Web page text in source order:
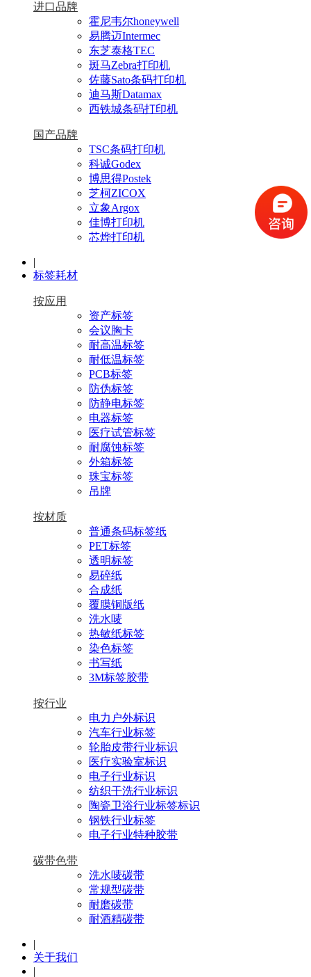
进口品牌
霍尼韦尔honeywell
易腾迈Intermec
东芝泰格TEC
斑马Zebra打印机
佐藤Sato条码打印机
迪马斯Datamax
西铁城条码打印机
国产品牌
TSC条码打印机
科诚Godex
博思得Postek
芝柯ZICOX
立象Argox
佳博打印机
芯烨打印机
|
标签耗材
按应用
资产标签
会议胸卡
耐高温标签
耐低温标签
PCB标签
防伪标签
防静电标签
电器标签
医疗试管标签
耐腐蚀标签
外箱标签
珠宝标签
吊牌
按材质
普通条码标签纸
PET标签
透明标签
易碎纸
合成纸
覆膜铜版纸
洗水唛
热敏纸标签
染色标签
书写纸
3M标签胶带
按行业
电力户外标识
汽车行业标签
轮胎皮带行业标识
医疗实验室标识
电子行业标识
纺织干洗行业标识
陶瓷卫浴行业标签标识
钢铁行业标签
电子行业特种胶带
碳带色带
洗水唛碳带
常规型碳带
耐磨碳带
耐酒精碳带
|
关于我们
|